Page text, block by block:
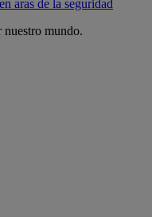
aras de la seguridad
nuestro mundo.